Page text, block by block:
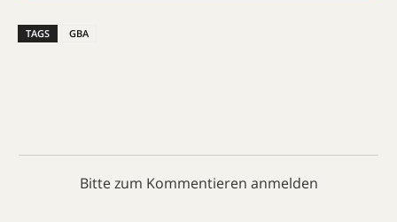
TAGS GBA
Bitte zum Kommentieren anmelden